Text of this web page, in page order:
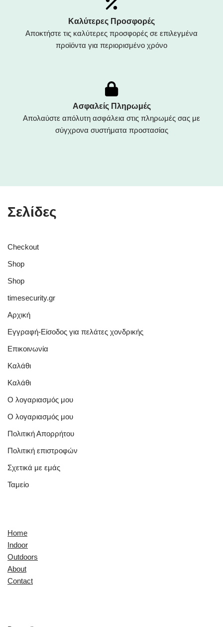
Καλύτερες Προσφορές
Αποκτήστε τις καλύτερες προσφορές σε επιλεγμένα
προϊόντα για περιορισμένο χρόνο
Ασφαλείς Πληρωμές
Απολαύστε απόλυτη ασφάλεια στις πληρωμές σας με
σύγχρονα συστήματα προστασίας
Σελίδες
Checkout
Shop
Shop
timesecurity.gr
Αρχική
Εγγραφή-Είσοδος για πελάτες χονδρικής
Επικοινωνία
Καλάθι
Καλάθι
Ο λογαριασμός μου
Ο λογαριασμός μου
Πολιτική Απορρήτου
Πολιτική επιστροφών
Σχετικά με εμάς
Ταμείο
Home
Indoor
Outdoors
About
Contact